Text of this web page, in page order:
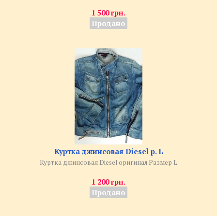
1 500 грн.
Продано
Куртка джинсовая Diesel р. L
Куртка джинсовая Diesel оригинал Размер L
1 200 грн.
Продано